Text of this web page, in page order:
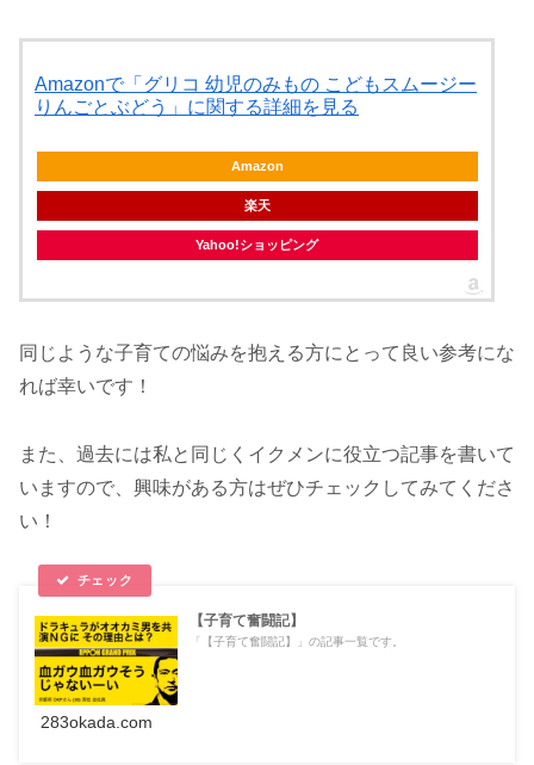
Amazonで「グリコ 幼児のみもの こどもスムージー
りんごとぶどう」に関する詳細を見る
Amazon
楽天
Yahoo!ショッピング
同じような子育ての悩みを抱える方にとって良い参考にな
れば幸いです！
また、過去には私と同じくイクメンに役立つ記事を書いて
いますので、興味がある方はぜひチェックしてみてくださ
い！
【子育て奮闘記】
「【子育て奮闘記】」の記事一覧です。
283okada.com